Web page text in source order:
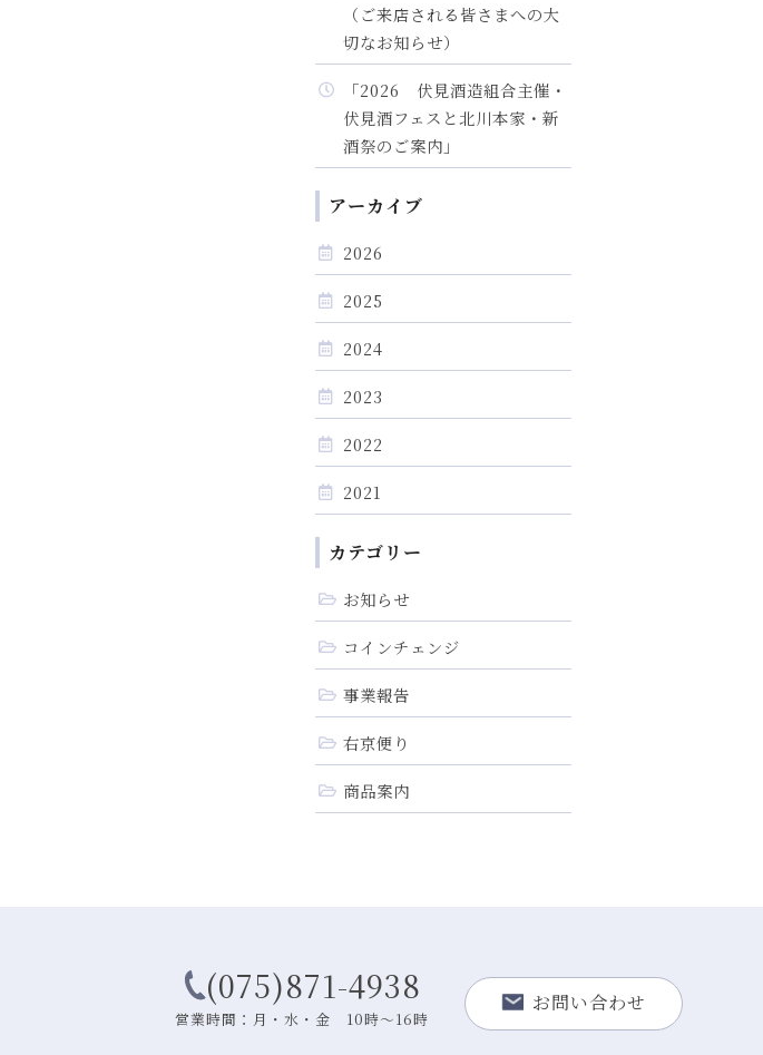
（ご来店される皆さまへの大
切なお知らせ）
「2026 伏見酒造組合主催・
伏見酒フェスと北川本家・新
酒祭のご案内」
アーカイブ
2026
2025
2024
2023
2022
2021
カテゴリー
お知らせ
コインチェンジ
事業報告
右京便り
商品案内
(075)871-4938
営業時間：月・水・金 10時～16時
お問い合わせ